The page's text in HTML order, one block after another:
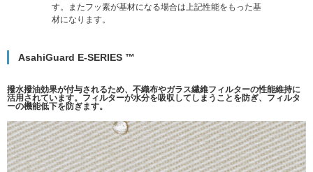
す。またフッ素が基材になる場合は上記性能をもった基
材になります。
AsahiGuard E-SERIES ™
撥水撥油効果が付与されるため、不織布やガラス繊維フィルターの性能維持に
活用されています。フィルターが水分を吸収してしまうことを防ぎ、フィルタ
ーの機能低下を防ぎます。